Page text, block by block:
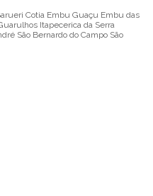
Cotia Embu Guaçu Embu das
Itapecerica da Serra
São Bernardo do Campo São